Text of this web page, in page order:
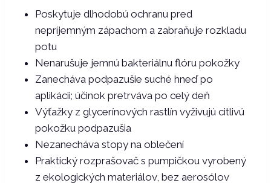
Poskytuje dlhodobú ochranu pred
nepríjemným zápachom a zabraňuje rozkladu
potu
Nenarušuje jemnú bakteriálnu flóru pokožky
Zanecháva podpazušie suché hneď po
aplikácii; účinok pretrváva po celý deň
Výťažky z glycerínových rastlín vyživujú citlivú
pokožku podpazušia
Nezanecháva stopy na oblečení
Praktický rozprašovač s pumpičkou vyrobený
z ekologických materiálov, bez aerosólov